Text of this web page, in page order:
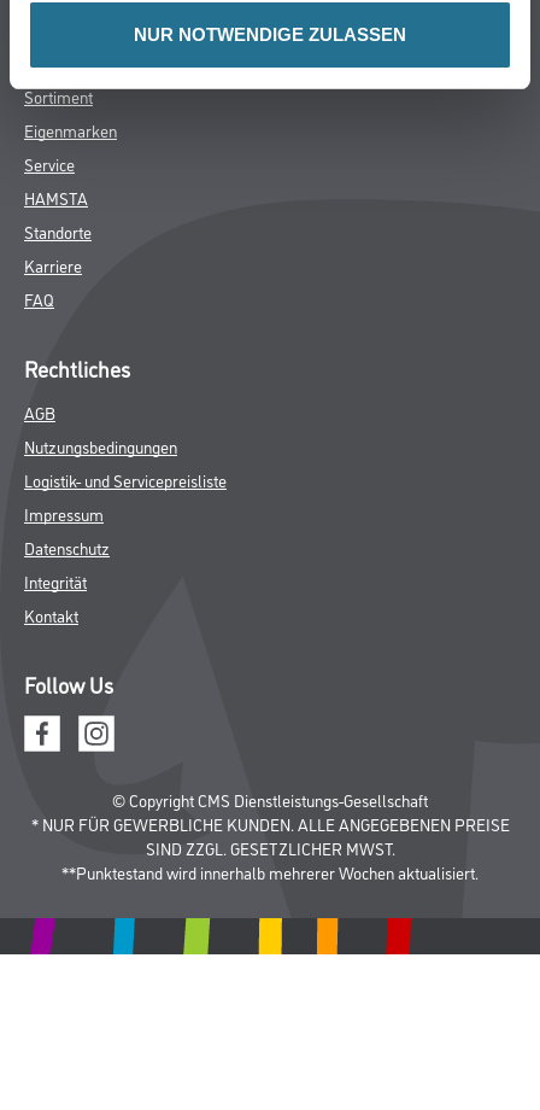
NUR NOTWENDIGE ZULASSEN
Aktuelles
Sortiment
Eigenmarken
Service
HAMSTA
Standorte
Karriere
FAQ
Rechtliches
AGB
Nutzungsbedingungen
Logistik- und Servicepreisliste
Impressum
Datenschutz
Integrität
Kontakt
Follow Us
© Copyright CMS Dienstleistungs-Gesellschaft
* NUR FÜR GEWERBLICHE KUNDEN. ALLE ANGEGEBENEN PREISE
SIND ZZGL. GESETZLICHER MWST.
**Punktestand wird innerhalb mehrerer Wochen aktualisiert.